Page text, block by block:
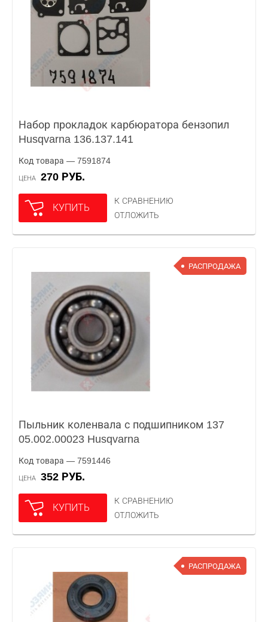
Набор прокладок карбюратора бензопил
Husqvarna 136.137.141
Код товара — 7591874
ЦЕНА 270 РУБ.
КУПИТЬ
К СРАВНЕНИЮ
ОТЛОЖИТЬ
РАСПРОДАЖА
Пыльник коленвала с подшипником 137
05.002.00023 Husqvarna
Код товара — 7591446
ЦЕНА 352 РУБ.
КУПИТЬ
К СРАВНЕНИЮ
ОТЛОЖИТЬ
РАСПРОДАЖА